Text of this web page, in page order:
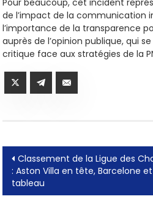
de l’impact de la communication
l’importance de la transparence
auprès de l’opinion publique, qui
critique face aux stratégies de la
Post
navigation
Classement de la Ligue des
: Aston Villa en tête, Barcelone
tableau